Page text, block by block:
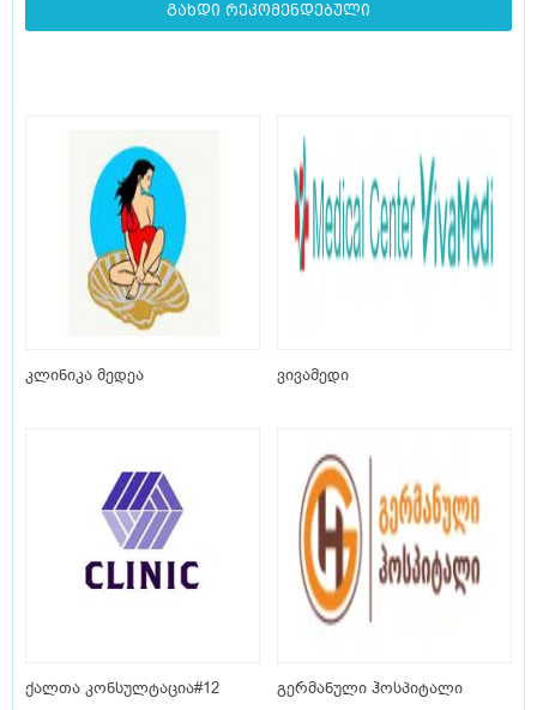
გახდი რეკომენდებული
კლინიკა მედეა ვივამედი
ქალთა კონსულტაცია#12 გერმანული ჰოსპიტალი